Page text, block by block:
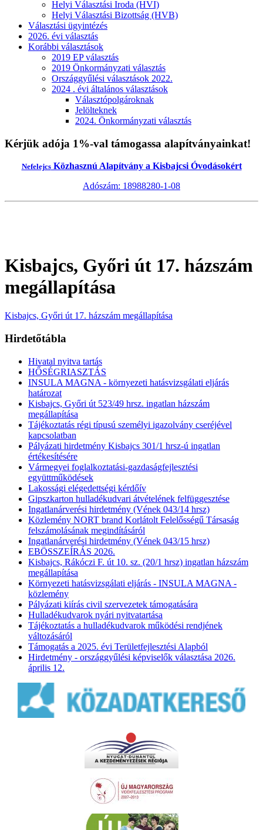
Helyi Választási Iroda (HVI)
Helyi Választási Bizottság (HVB)
Választási ügyintézés
2026. évi választás
Korábbi választások
2019 EP választás
2019 Önkormányzati választás
Országgyűlési választások 2022.
2024 . évi általános választások
Választópolgároknak
Jelölteknek
2024. Önkormányzati választás
Kérjük adója 1%-val támogassa alapítványainkat!
NefelejcsKözhasznú Alapítvány a Kisbajcsi Óvodásokért
Adószám: 18988280-1-08
Kisbajcs, Győri út 17. házszám
megállapítása
Kisbajcs, Győri út 17. házszám megállapítása
Hirdetőtábla
Hivatal nyitva tartás
HŐSÉGRIASZTÁS
INSULA MAGNA - környezeti hatásvizsgálati eljárás
határozat
Kisbajcs, Győri út 523/49 hrsz. ingatlan házszám
megállapítása
Tájékoztatás régi típusú személyi igazolvány cseréjével
kapcsolatban
Pályázati hirdetmény Kisbajcs 301/1 hrsz-ú ingatlan
értékesítésére
Vármegyei foglalkoztatási-gazdaságfejlesztési
együttműködések
Lakossági elégedettségi kérdőív
Gipszkarton hulladékudvari átvételének felfüggesztése
Ingatlanárverési hirdetmény (Vének 043/14 hrsz)
Közlemény NORT brand Korlátolt Felelősségű Társaság
felszámolásának megindításáról
Ingatlanárverési hirdetmény (Vének 043/15 hrsz)
EBÖSSZEÍRÁS 2026.
Kisbajcs, Rákóczi F. út 10. sz. (20/1 hrsz) ingatlan házszám
megállapítása
Környezeti hatásvizsgálati eljárás - INSULA MAGNA -
közlemény
Pályázati kiírás civil szervezetek támogatására
Hulladékudvarok nyári nyitvatartása
Tájékoztatás a hulladékudvarok működési rendjének
változásáról
Támogatás a 2025. évi Területfejlesztési Alapból
Hirdetmény - országgyűlési képviselők választása 2026.
április 12.